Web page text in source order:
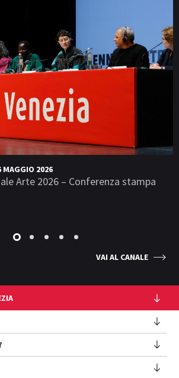
MAGGIO 2026
Arte 2026 – Conferenza stampa
VAI AL CANALE